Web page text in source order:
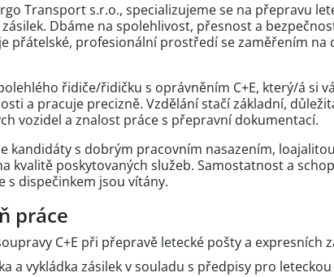
Transport s.r.o., specializujeme se na přepravu
Dbáme na spolehlivost, přesnost a
přátelské, profesionální prostředí se zaměřením na
řidiče/řidičku s oprávněním C+E, který/á si
a pracuje precizně. Vzdělání stačí základní,
vozidel a znalost práce s přepravní dokumentací.
kandidáty s dobrým pracovním nasazením,
kvalitě poskytovaných služeb. Samostatnost a
s dispečinkem jsou vítány.
práce
C+E při přepravě letecké pošty a expresních
a vykládka zásilek v souladu s předpisy pro